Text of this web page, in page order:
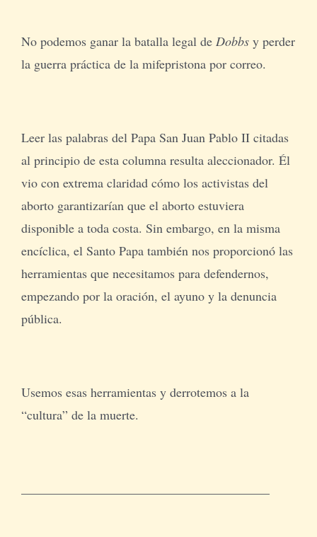
No podemos ganar la batalla legal de Dobbsy perder
la guerra práctica de la mifepristona por correo.
Leer las palabras del Papa San Juan Pablo II citadas
al principio de esta columna resulta aleccionador. Él
vio con extrema claridad cómo los activistas del
aborto garantizarían que el aborto estuviera
disponible a toda costa. Sin embargo, en la misma
encíclica, el Santo Papa también nos proporcionó las
herramientas que necesitamos para defendernos,
empezando por la oración, el ayuno y la denuncia
pública.
Usemos esas herramientas y derrotemos a la
“cultura” de la muerte.